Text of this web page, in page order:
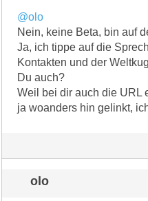
@olo
Nein, keine Beta, bin auf
Ja, ich tippe auf die
Kontakten und der
Du auch?
Weil bei dir auch die URL
ja woanders hin gelinkt,
olo